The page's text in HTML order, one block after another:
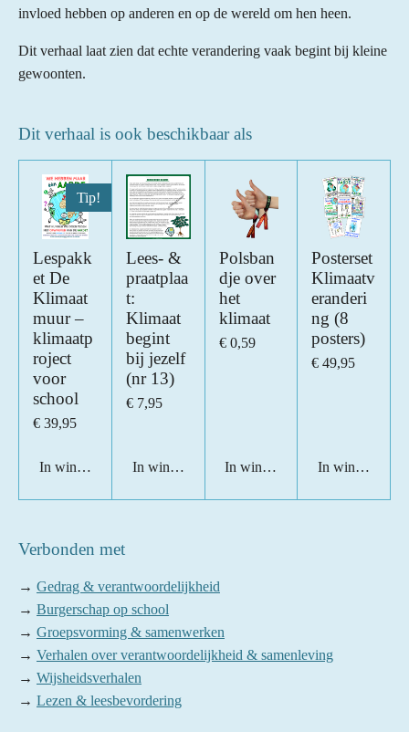
invloed hebben op anderen en op de wereld om hen heen.
Dit verhaal laat zien dat echte verandering vaak begint bij kleine
gewoonten.
Dit verhaal is ook beschikbaar als
Tip!
Lespakk
et De
Klimaat
muur –
klimaatp
roject
voor
school
€ 39,95
In winkelwagen
Lees- &
praatplaa
t:
Klimaat
begint
bij jezelf
(nr 13)
€ 7,95
In winkelwagen
Polsban
dje over
het
klimaat
€ 0,59
In winkelwagen
Posterset
Klimaatv
eranderi
ng (8
posters)
€ 49,95
In
Verbonden met
→ Gedrag & verantwoordelijkheid
→ Burgerschap op school
→ Groepsvorming & samenwerken
→ Verhalen over verantwoordelijkheid & samenleving
→ Wijsheidsverhalen
→ Lezen & leesbevordering